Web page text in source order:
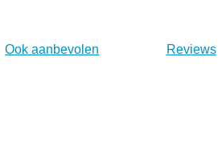
Ook aanbevolen Reviews